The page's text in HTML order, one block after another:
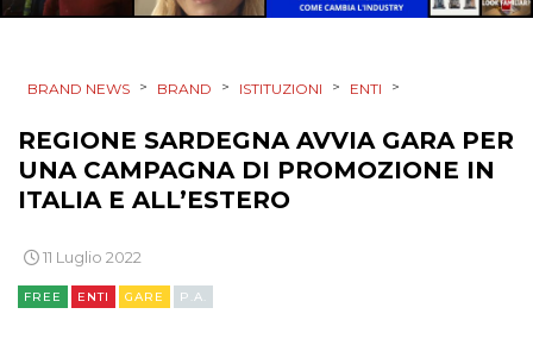
RADIO / AUDIO
DATI
RICERCHE
BRAND NEWS > BRAND > ISTITUZIONI > ENTI >
REGIONE SARDEGNA AVVIA GARA PER
UNA CAMPAGNA DI PROMOZIONE IN
ITALIA E ALL’ESTERO
11 Luglio 2022
FREE ENTI GARE P.A.